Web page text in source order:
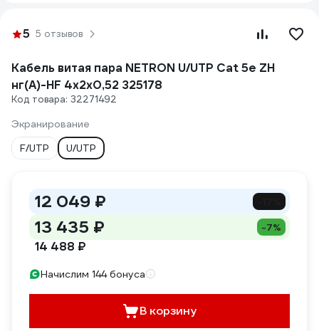
5 5 отзывов
Кабель витая пара NETRON U/UTP Cat 5e ZH
нг(А)-HF 4x2x0,52 325178
Код товара: 32271492
Экранирование
F/UTP
U/UTP
12 049 ₽
13 435 ₽ -7%
14 488 ₽
Начислим 144 бонуса
В корзину